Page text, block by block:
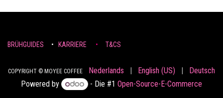
BRÜHGUIDES • KARRIERE • T&CS
COPYRIGHT © MOYEE COFFEE Nederlands | English (US) |
Deutsch
Powered by
- Die #1Open-Source-E-Commerce